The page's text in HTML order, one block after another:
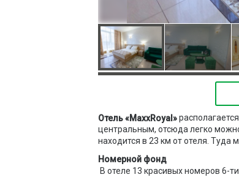
Отель «MaxxRoyal»
центральным, отсюда легко
находится в 23 км от отеля. Туда
Номерной фонд
В отеле 13 красивых номеров 6-